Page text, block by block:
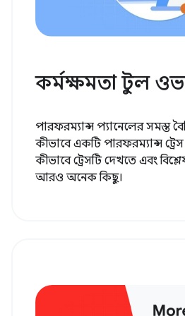
কর্মক্ষমতা টুল
পারফরম্যান্স প্যানেলের সমস্ত
কীভাবে একটি পারফরম্যান্স
কীভাবে ট্রেসটি দেখতে এবং
আরও অনেক কিছু।